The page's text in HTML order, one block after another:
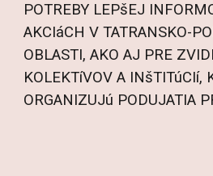
POTREBY LEPšEJ
AKCIáCH V TATRANSKO-
OBLASTI, AKO AJ PRE
KOLEKTíVOV A INšTITúCIí,
ORGANIZUJú PODUJATIA